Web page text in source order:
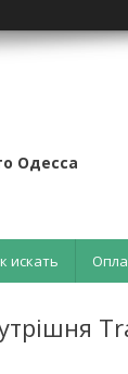
Одесса
искать